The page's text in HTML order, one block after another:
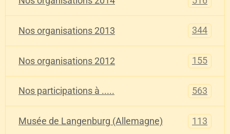
Nos organisations 2013 344
Nos organisations 2012 155
Nos participations à ..... 563
Musée de Langenburg (Allemagne) 113